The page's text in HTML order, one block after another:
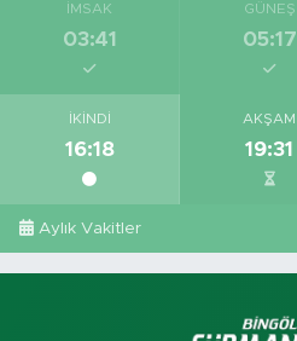
İMSAK
03:41
GÜNEŞ
05:17
İKINDI
16:18
AKŞAM
19:31
Aylık Vakitler